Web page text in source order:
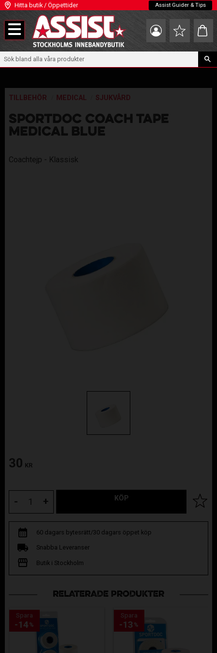
Meny
Hitta butik / Öppettider Assist Guider & Tips
Favoriter
TILLBEHÖR MEDICAL SJUKVÅRD
SPORTDOC COACH TAPE
MEDICAL BLUE
Coachtejp - Klassisk
30 KR
+
- KÖP Lägg
60 dagars bytesrätt/30 dagars öppet köp
Snabba Leveranser
Butik i Stockholm
RELATERADE PRODUKTER
Spara
14 %
Spara
13 %